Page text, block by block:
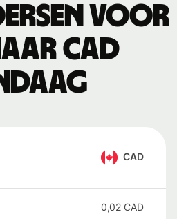
voor
CAD
CAD
0,02 CAD